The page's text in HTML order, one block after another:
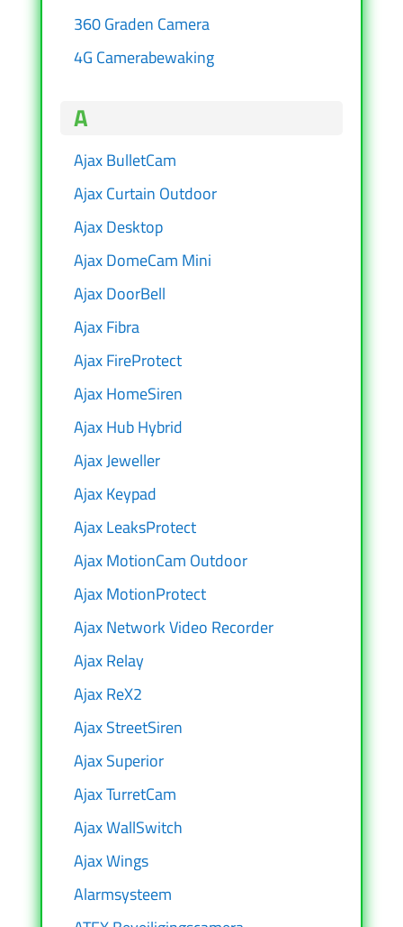
360 Graden Camera
4G Camerabewaking
A
Ajax BulletCam
Ajax Curtain Outdoor
Ajax Desktop
Ajax DomeCam Mini
Ajax DoorBell
Ajax Fibra
Ajax FireProtect
Ajax HomeSiren
Ajax Hub Hybrid
Ajax Jeweller
Ajax Keypad
Ajax LeaksProtect
Ajax MotionCam Outdoor
Ajax MotionProtect
Ajax Network Video Recorder
Ajax Relay
Ajax ReX2
Ajax StreetSiren
Ajax Superior
Ajax TurretCam
Ajax WallSwitch
Ajax Wings
Alarmsysteem